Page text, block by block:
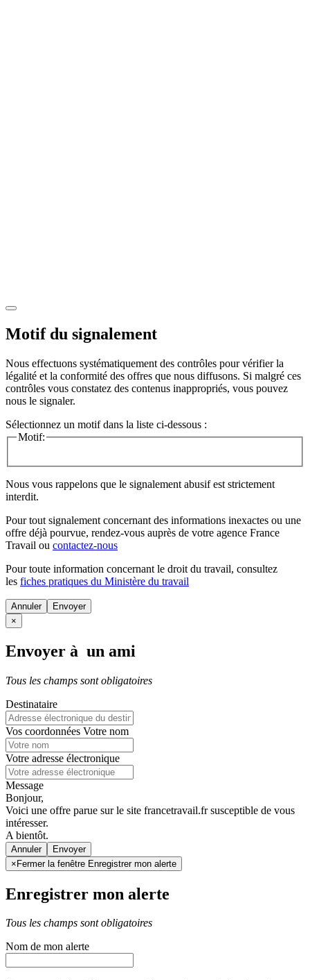
Motif du signalement
Nous effectuons systématiquement des contrôles pour vérifier la
légalité et la conformité des offres que nous diffusons. Si malgré ces
contrôles vous constatez des contenus inappropriés, vous pouvez
nous le signaler.
Sélectionnez un motif dans la liste ci-dessous :
Motif:
Nous vous rappelons que le signalement abusif est strictement
interdit.
Pour tout signalement concernant des informations inexactes ou une
offre déjà pourvue, rendez-vous auprès de votre agence France
Travail ou contactez-nous
Pour toute information concernant le droit du travail, consultez
les fiches pratiques du Ministère du travail
Annuler
×
Envoyer à un ami
Tous les champs sont obligatoires
Destinataire
Vos coordonnées Votre nom
Votre adresse électronique
Message
Bonjour,
Voici une offre parue sur le site francetravail.fr susceptible de vous
intéresser.
A bientôt.
Annuler
×Fermer la fenêtre Enregistrer mon alerte
Enregistrer mon alerte
Tous les champs sont obligatoires
Nom de mon alerte